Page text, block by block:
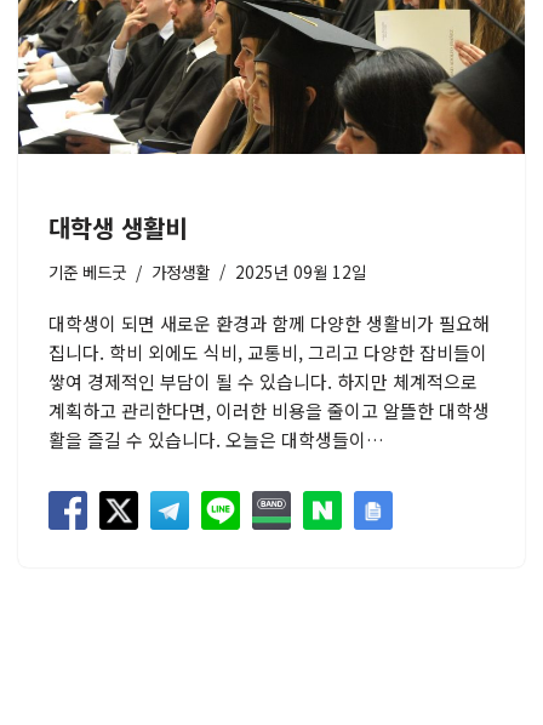
대학생 생활비
기준 베드굿 가정생활 2025년 09월 12일
대학생이 되면 새로운 환경과 함께 다양한 생활비가 필요해
집니다. 학비 외에도 식비, 교통비, 그리고 다양한 잡비들이
쌓여 경제적인 부담이 될 수 있습니다. 하지만 체계적으로
계획하고 관리한다면, 이러한 비용을 줄이고 알뜰한 대학생
활을 즐길 수 있습니다. 오늘은 대학생들이…